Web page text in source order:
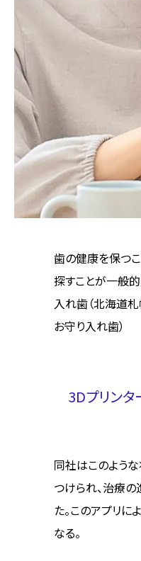
歯の健康を保つ
探すことが一般
入れ歯（北海道札
お守り入れ歯）
3Dプリン
同社はこのよう
つけられ、治療
た。このアプリ
なる。